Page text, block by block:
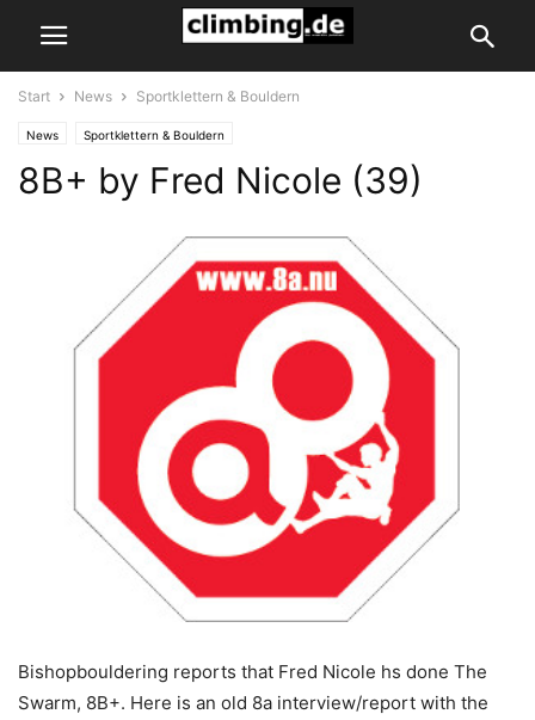
Start News Sportklettern & Bouldern
News Sportklettern & Bouldern
8B+ by Fred Nicole (39)
Bishopbouldering reports that Fred Nicole hs done The
Swarm, 8B+. Here is an old 8a interview/report with the